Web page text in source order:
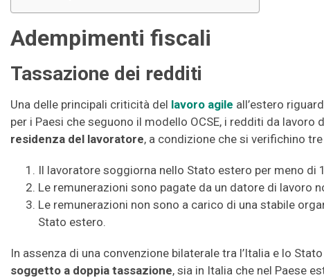
Adempimenti fiscali
Tassazione dei redditi
Una delle principali criticità del lavoro agile all’estero
per i Paesi che seguono il modello OCSE, i redditi da lavoro
residenza del lavoratore, a condizione che si verifichino
Il lavoratore soggiorna nello Stato estero per meno di
Le remunerazioni sono pagate da un datore di lavoro
Le remunerazioni non sono a carico di una stabile
Stato estero.
In assenza di una convenzione bilaterale tra l’Italia e lo
soggetto a doppia tassazione, sia in Italia che nel Paese